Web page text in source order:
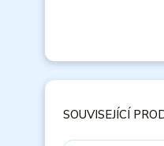
SOUVISEJÍCÍ